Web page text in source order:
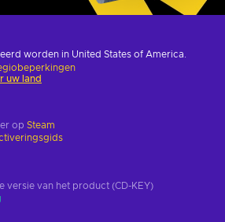
worden in United States of America.
uw land
op Steam
versie van het product (CD-KEY)